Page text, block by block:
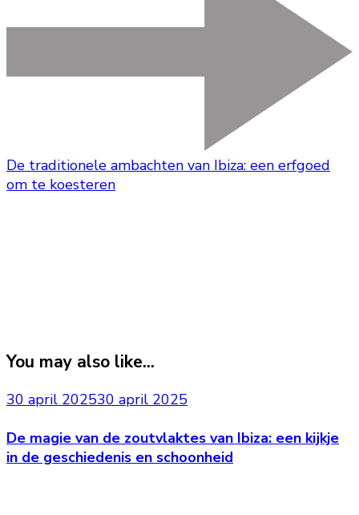
De traditionele ambachten van Ibiza: een erfgoed
om te koesteren
You may also like...
30 april 202530 april 2025
De magie van de zoutvlaktes van Ibiza: een kijkje
in de geschiedenis en schoonheid